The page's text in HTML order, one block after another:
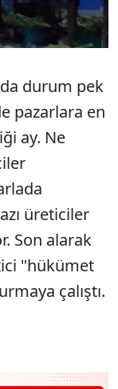
durum pek
pazarlara en
ay. Ne
üreticiler
Son alarak
"hükümet
çalıştı.